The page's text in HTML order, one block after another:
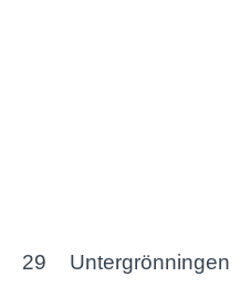
29 Untergrönningen